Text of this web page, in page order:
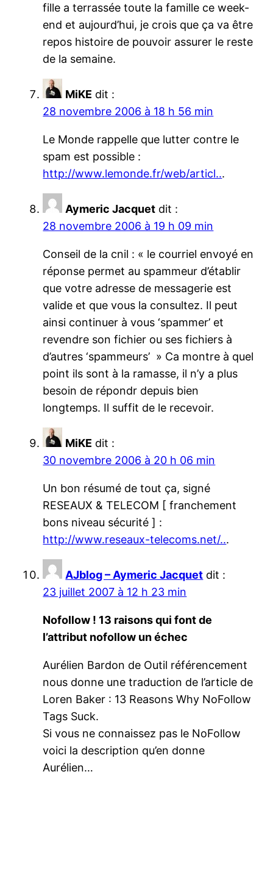
fille a terrassée toute la famille ce week-
end et aujourd’hui, je crois que ça va être
repos histoire de pouvoir assurer le reste
de la semaine.
MiKE dit :
28 novembre 2006 à 18 h 56 min
Le Monde rappelle que lutter contre le
spam est possible :
http://www.lemonde.fr/web/articl...
Aymeric Jacquet dit :
28 novembre 2006 à 19 h 09 min
Conseil de la cnil : « le courriel envoyé en
réponse permet au spammeur d’établir
que votre adresse de messagerie est
valide et que vous la consultez. Il peut
ainsi continuer à vous ‘spammer’ et
revendre son fichier ou ses fichiers à
d’autres ‘spammeurs’ » Ca montre à quel
point ils sont à la ramasse, il n’y a plus
besoin de répondr depuis bien
longtemps. Il suffit de le recevoir.
MiKE dit :
30 novembre 2006 à 20 h 06 min
Un bon résumé de tout ça, signé
RESEAUX & TELECOM [ franchement
bons niveau sécurité ] :
http://www.reseaux-telecoms.net/...
AJblog – Aymeric Jacquet dit :
23 juillet 2007 à 12 h 23 min
Nofollow ! 13 raisons qui font de
l’attribut nofollow un échec
Aurélien Bardon de Outil référencement
nous donne une traduction de l’article de
Loren Baker : 13 Reasons Why NoFollow
Tags Suck.
Si vous ne connaissez pas le NoFollow
voici la description qu’en donne
Aurélien…